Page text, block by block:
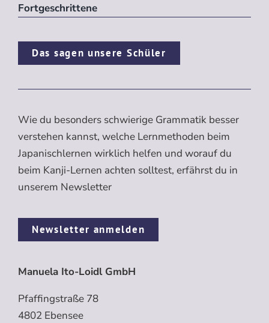
Fortgeschrittene
Das sagen unsere Schüler
Wie du besonders schwierige Grammatik besser
verstehen kannst, welche Lernmethoden beim
Japanischlernen wirklich helfen und worauf du
beim Kanji-Lernen achten solltest, erfährst du in
unserem Newsletter
Newsletter anmelden
Manuela Ito-Loidl GmbH
Pfaffingstraße 78
4802 Ebensee